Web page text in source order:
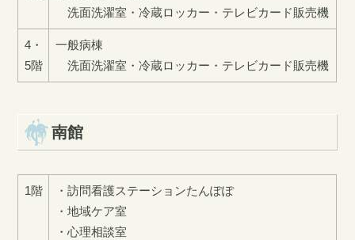
洗面洗濯室・冷蔵ロッカー・テレビカード販売機
4・
5階
一般病棟
洗面洗濯室・冷蔵ロッカー・テレビカード販売機
南館
1階
・訪問看護ステーションたんぽぽ
・地域ケア室
・心理相談室